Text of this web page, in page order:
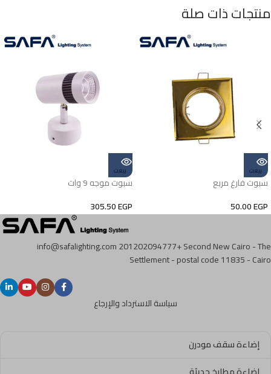
منتجات ذات صلة
بيعت
سبوت فارغ مربع
50.00EGP
بيعت
سبوت موجه 9 وات
305.50EGP
info@safalighting.com201202094777+Second New Cairo - The
Settlement - postal code 11835 - Cairo
سياسة الاسترداد والإرجاع
إضاءة سقف مودرن